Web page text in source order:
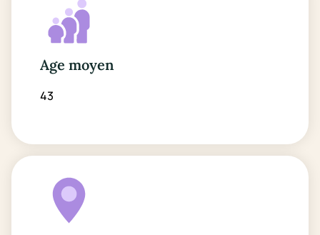
Age moyen
43